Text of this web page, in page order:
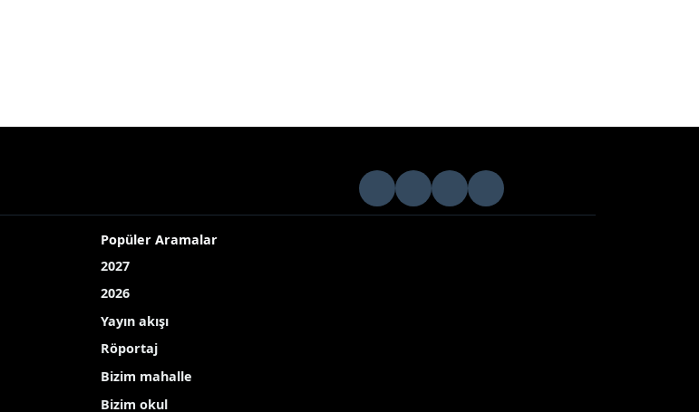
Popüler Aramalar
2027
2026
Yayın akışı
Röportaj
Bizim mahalle
Bizim okul